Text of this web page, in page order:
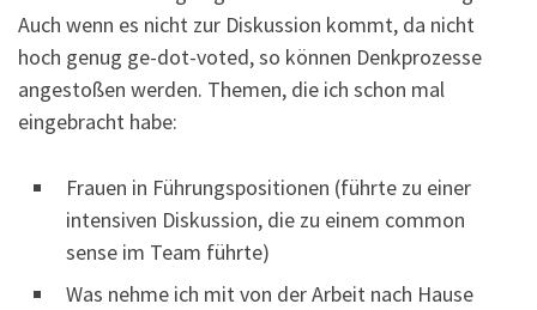
Auch wenn es nicht zur Diskussion kommt, da nicht
hoch genug ge-dot-voted, so können Denkprozesse
angestoßen werden. Themen, die ich schon mal
eingebracht habe:
Frauen in Führungspositionen (führte zu einer
intensiven Diskussion, die zu einem common
sense im Team führte)
Was nehme ich mit von der Arbeit nach Hause